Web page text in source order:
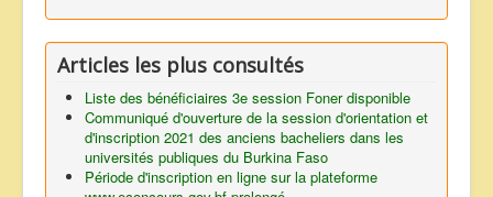
Articles les plus consultés
Liste des bénéficiaires 3e session Foner disponible
Communiqué d'ouverture de la session d'orientation et
d'inscription 2021 des anciens bacheliers dans les
universités publiques du Burkina Faso
Période d'inscription en ligne sur la plateforme